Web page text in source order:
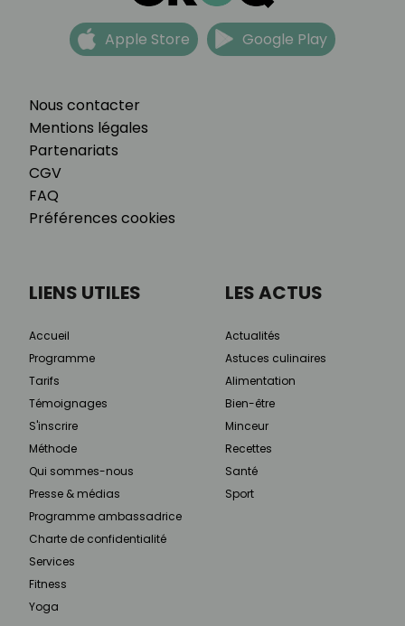
Nous contacter
Mentions légales
Partenariats
CGV
FAQ
Préférences cookies
Apple Store Google Play
LIENS UTILES
Accueil
Programme
Tarifs
Témoignages
S'inscrire
Méthode
Qui sommes-nous
Presse & médias
Programme ambassadrice
Charte de confidentialité
Services
Fitness
Yoga
LES ACTUS
Actualités
Astuces culinaires
Alimentation
Bien-être
Minceur
Recettes
Santé
Sport